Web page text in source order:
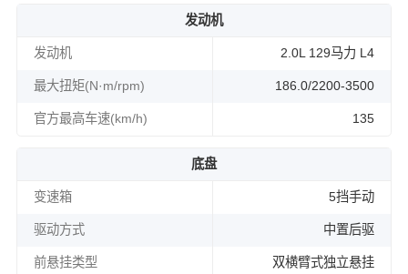
发动机
发动机 2.0L 129马力 L4
最大扭矩(N·m/rpm) 186.0/2200-3500
官方最高车速(km/h) 135
底盘
变速箱 5挡手动
驱动方式 中置后驱
前悬挂类型 双横臂式独立悬挂